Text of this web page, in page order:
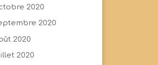
2020
2020
2020
2020